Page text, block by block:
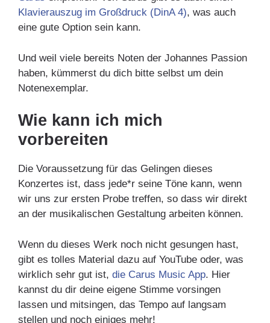
Klavierauszug im Großdruck (DinA 4), was auch
eine gute Option sein kann.
Und weil viele bereits Noten der Johannes Passion
haben, kümmerst du dich bitte selbst um dein
Notenexemplar.
Wie kann ich mich
vorbereiten
Die Voraussetzung für das Gelingen dieses
Konzertes ist, dass jede*r seine Töne kann, wenn
wir uns zur ersten Probe treffen, so dass wir direkt
an der musikalischen Gestaltung arbeiten können.
Wenn du dieses Werk noch nicht gesungen hast,
gibt es tolles Material dazu auf YouTube oder, was
wirklich sehr gut ist, die Carus Music App. Hier
kannst du dir deine eigene Stimme vorsingen
lassen und mitsingen, das Tempo auf langsam
stellen und noch einiges mehr!